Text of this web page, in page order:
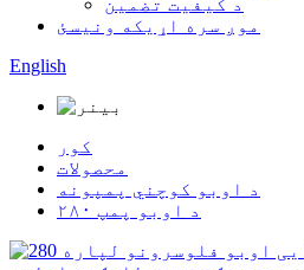
د کیفیت تضمین
موږ سره اړیکه ونیسئ
English
کور
محصولات
د اوبو کوچني پمپونه
۲۸۰ د اوبو پمپ